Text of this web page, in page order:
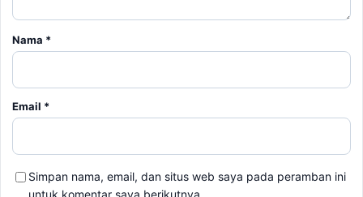
Nama *
Email *
Simpan nama, email, dan situs web saya pada peramban ini
untuk komentar saya berikutnya.